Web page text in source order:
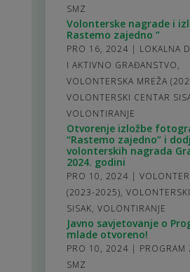
SMZ
Volonterske nagrade i
Rastemo zajedno ”
PRO 16, 2024 | LOKALNA
I AKTIVNO GRAĐANSTVO,
VOLONTERSKA MREŽA
VOLONTERSKI CENTAR
VOLONTIRANJE
Otvorenje izložbe
“Rastemo zajedno” i
volonterskih nagrada
2024. godini
PRO 10, 2024 |
(2023-2025),
SISAK, VOLONTIRANJE
Javno savjetovanje o
mlade otvoreno!
PRO 10, 2024 | PROGRAM
SMZ